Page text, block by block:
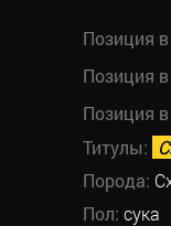
Позиция
Позиция
Позиция
Титулы:
Порода:
Пол: сука